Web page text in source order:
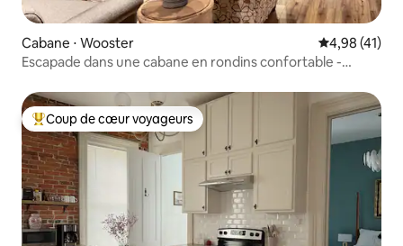
Cabane ⋅ Wooster Évaluation
4,98 (41)
Escapade dans une cabane en rondins confortable -
Coups de cœur voyageurs les plus appréciés
Coup de cœur voyageurs